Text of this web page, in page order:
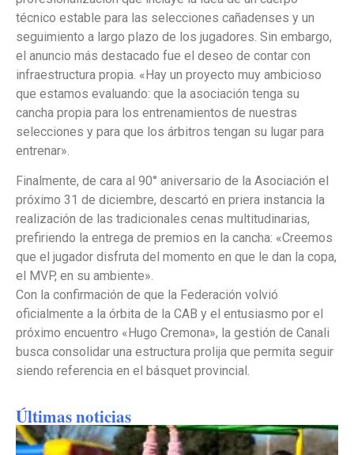
técnico estable para las selecciones cañadenses y un
seguimiento a largo plazo de los jugadores. Sin embargo,
el anuncio más destacado fue el deseo de contar con
infraestructura propia. «Hay un proyecto muy ambicioso
que estamos evaluando: que la asociación tenga su
cancha propia para los entrenamientos de nuestras
selecciones y para que los árbitros tengan su lugar para
entrenar».
Finalmente, de cara al 90° aniversario de la Asociación el
próximo 31 de diciembre, descartó en priera instancia la
realización de las tradicionales cenas multitudinarias,
prefiriendo la entrega de premios en la cancha: «Creemos
que el jugador disfruta del momento en que le dan la copa,
el MVP, en su ambiente».
Con la confirmación de que la Federación volvió
oficialmente a la órbita de la CAB y el entusiasmo por el
próximo encuentro «Hugo Cremona», la gestión de Canali
busca consolidar una estructura prolija que permita seguir
siendo referencia en el básquet provincial.
Últimas noticias